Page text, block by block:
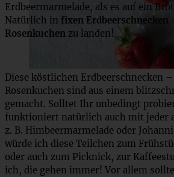
Erdbeermarmelade, als es auf ein
Natürlich in fixen Erdbeerschnecken
Rosenkuchen zu landen!
Diese köstlichen Erdbeerschnecken
Rosenkuchen sind aus einem
gemacht. Solltet Ihr unbedingt
funktioniert natürlich auch mit jeder
z. B. Himbeermarmelade oder
würde ich diese Teilchen zum
oder auch zum Picknick, zur
ich, die gehen immer! Vor allem